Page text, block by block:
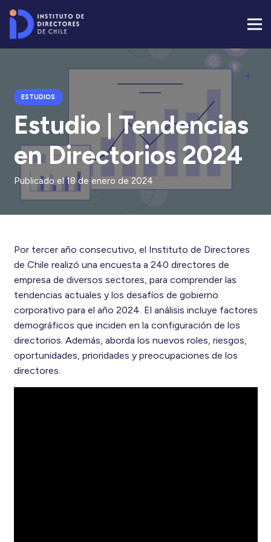
ESTUDIOS
Estudio | Tendencias
en Directorios 2024
Publicado el18 de enero de 2024
Por tercer año consecutivo, el Instituto de Directores
de Chile realizó una encuesta a 240 directores de
empresa de diversos sectores, para comprender las
tendencias actuales y los desafíos de gobierno
corporativo para el año 2024. El análisis incluye factores
demográficos que inciden en la configuración de los
directorios. Además, aborda los nuevos roles, riesgos,
oportunidades, prioridades y preocupaciones de los
directores.